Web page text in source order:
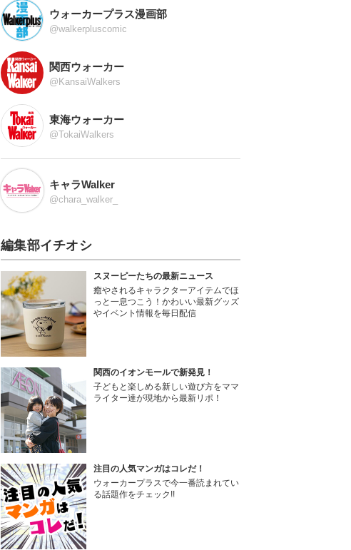
ウォーカープラス漫画部
@walkerpluscomic
関西ウォーカー
@KansaiWalkers
東海ウォーカー
@TokaiWalkers
キャラWalker
@chara_walker_
編集部イチオシ
スヌーピーたちの最新ニュース
癒やされるキャラクターアイテムでほ
っと一息つこう！かわいい最新グッズ
やイベント情報を毎日配信
関西のイオンモールで新発見！
子どもと楽しめる新しい遊び方をママ
ライター達が現地から最新リポ！
注目の人気マンガはコレだ！
ウォーカープラスで今一番読まれてい
る話題作をチェック!!